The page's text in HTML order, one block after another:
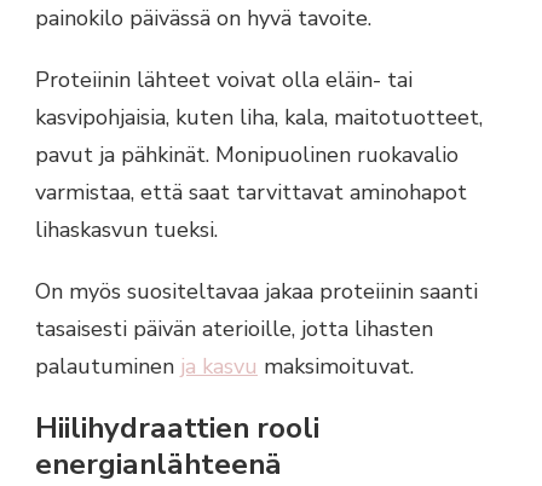
painokilo päivässä on hyvä tavoite.
Proteiinin lähteet voivat olla eläin- tai
kasvipohjaisia, kuten liha, kala, maitotuotteet,
pavut ja pähkinät. Monipuolinen ruokavalio
varmistaa, että saat tarvittavat aminohapot
lihaskasvun tueksi.
On myös suositeltavaa jakaa proteiinin saanti
tasaisesti päivän aterioille, jotta lihasten
palautuminen ja kasvu maksimoituvat.
Hiilihydraattien rooli
energianlähteenä